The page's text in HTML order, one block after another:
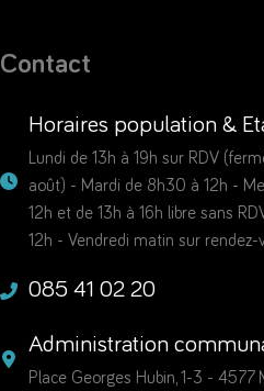
Contact
Horaires population &
Lundi de 13h à 19h sur RDV
août) - Mardi de 8h30 à 12h -
12h et de 13h à 16h libre sans
12h - Vendredi matin sur rendez-
085 41 02 20
Administration
Place Georges Hubin, 1-3 - 4577